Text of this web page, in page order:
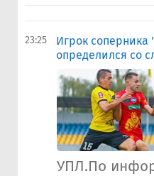
23:25
Игрок
определился со
УПЛ.По